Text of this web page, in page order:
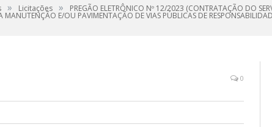
» Licitações » PREGÃO ELETRÔNICO Nº 12/2023 (CONTRATAÇÃO DO
MANUTENÇÃO E/OU PAVIMENTAÇÃO DE VIAS PÚBLICAS DE
0